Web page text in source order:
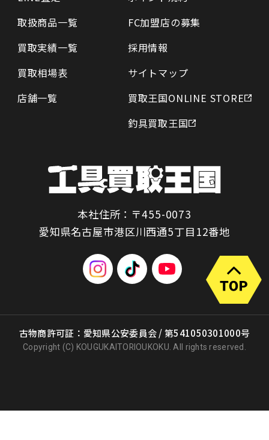
取扱商品一覧
買取実績一覧
買取相場表
店舗一覧
FC加盟店の募集
採用情報
サイトマップ
買取王国ONLINE STORE
釣具買取王国
本社住所：〒455-0073
愛知県名古屋市港区川西通5丁目12番地
古物商許可証：愛知県公安委員会 / 第541050301000号
Copyright (C) KOUGUKAITORIOUKOKU. All rights reserved.